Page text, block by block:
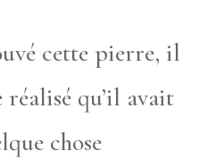
cette pierre, il
qu’il avait
chose